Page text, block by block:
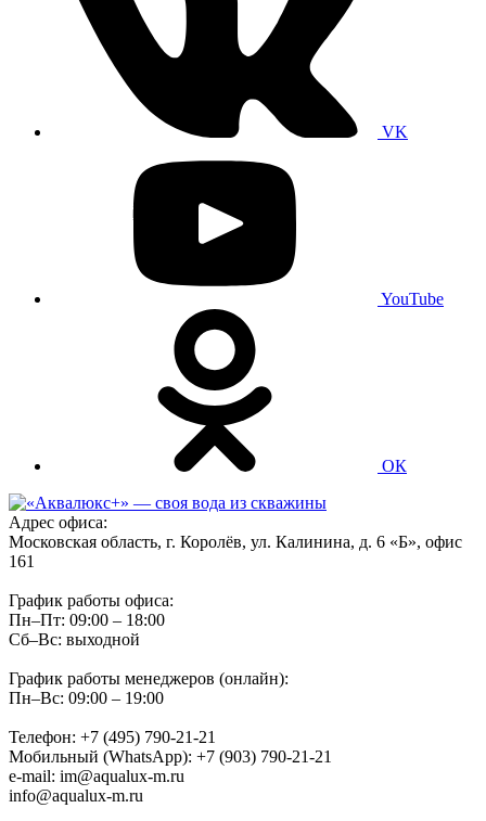
VK
YouTube
ОК
Адрес офиса:
Московская область, г. Королёв, ул. Калинина, д. 6 «Б», офис
161
График работы офиса:
Пн–Пт: 09:00 – 18:00
Сб–Вс: выходной
График работы менеджеров (онлайн):
Пн–Вс: 09:00 – 19:00
Телефон: +7 (495) 790-21-21
Мобильный (WhatsApp): +7 (903) 790-21-21
e-mail: im@aqualux-m.ru
info@aqualux-m.ru